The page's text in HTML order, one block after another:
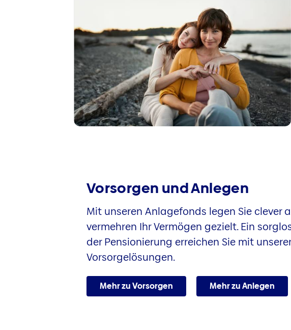
Vorsorgen und Anlegen
Mit unseren Anlagefonds legen Sie clever
vermehren Ihr Vermögen gezielt. Ein
der Pensionierung erreichen Sie mit
Vorsorgelösungen.
Mehr zu Vorsorgen Mehr zu Anlegen